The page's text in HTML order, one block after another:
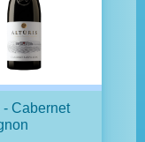
- Cabernet